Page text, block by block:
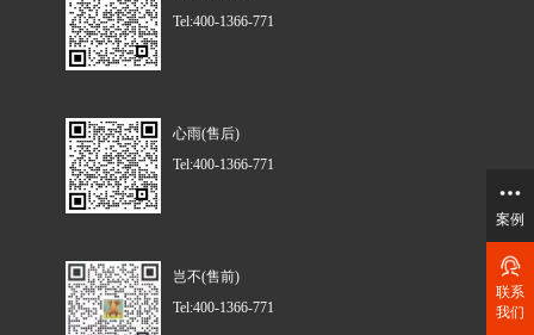
Tel:400-1366-771
心雨(售后)
Tel:400-1366-771
岂不(售前)
Tel:400-1366-771
案例
联系
我们